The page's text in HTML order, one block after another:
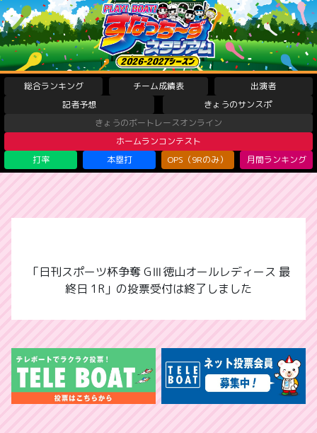
総合ランキング チーム成績表
出演者
記者予想
きょうのサンスポ
きょうのボートレースオンライン
ホームランコンテスト
打率
本塁打 OPS（9Rのみ） 月間ランキング
「日刊スポーツ杯争奪 GⅢ徳山オールレディース 最
終日 1R」の投票受付は終了しました